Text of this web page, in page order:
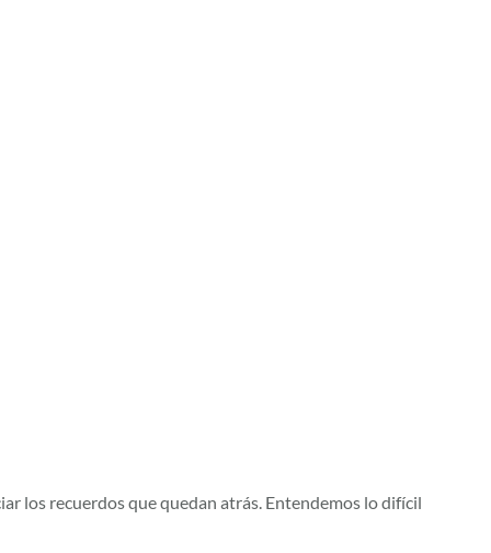
los recuerdos que quedan atrás. Entendemos lo difícil